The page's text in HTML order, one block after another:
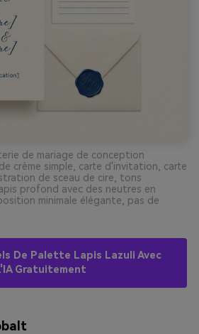
de mariage de conception
crème simple, carte d'invitation, carte
de sceau de cire, tons
profond avec des neutres en
minimale élégante, pas de
De Palette Lapis Lazuli Avec
Gratuitement